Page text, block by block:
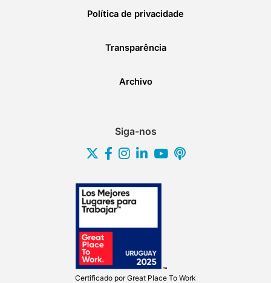
Política de privacidade
Transparência
Archivo
Siga-nos
Certificado porGreat Place To Work